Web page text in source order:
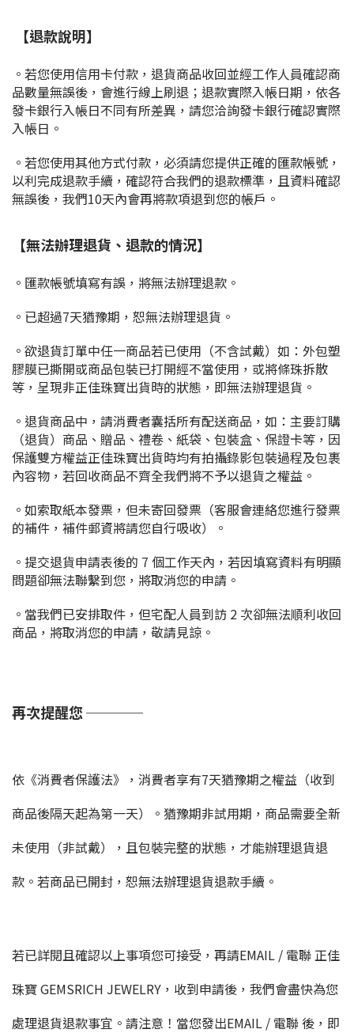
【退款說明】
。若您使用信用卡付款，退貨商品收回並經工作人員確認商
品數量無誤後，會進行線上刷退；退款實際入帳日期，依各
發卡銀行入帳日不同有所差異，請您洽詢發卡銀行確認實際
入帳日。
。若您使用其他方式付款，必須請您提供正確的匯款帳號，
以利完成退款手續，確認符合我們的退款標準，且資料確認
無誤後，我們10天內會再將款項退到您的帳戶。
【無法辦理退貨、退款的情況】
。匯款帳號填寫有誤，將無法辦理退款。
。已超過7天猶豫期，恕無法辦理退貨。
。欲退貨訂單中任一商品若已使用（不含試戴）如：外包塑
膠膜已撕開或商品包裝已打開經不當使用，或將條珠拆散
等，呈現非正佳珠寶出貨時的狀態，即無法辦理退貨。
。退貨商品中，請消費者囊括所有配送商品，如：主要訂購
（退貨）商品、贈品、禮卷、紙袋、包裝盒、保證卡等，因
保護雙方權益正佳珠寶出貨時均有拍攝錄影包裝過程及包裹
內容物，若回收商品不齊全我們將不予以退貨之權益。
。如索取紙本發票，但未寄回發票（客服會連絡您進行發票
的補件，補件郵資將請您自行吸收）。
。提交退貨申請表後的 7 個工作天內，若因填寫資料有明顯
問題卻無法聯繫到您，將取消您的申請。
。當我們已安排取件，但宅配人員到訪 2 次卻無法順利收回
商品，將取消您的申請，敬請見諒。
再次提醒您 ────
依《消費者保護法》，消費者享有7天猶豫期之權益（收到
商品後隔天起為第一天）。猶豫期非試用期，商品需要全新
未使用（非試戴），且包裝完整的狀態，才能辦理退貨退
款。若商品已開封，恕無法辦理退貨退款手續。
若已詳閱且確認以上事項您可接受，再請EMAIL / 電聯 正佳
珠寶 GEMSRICH JEWELRY，收到申請後，我們會盡快為您
處理退貨退款事宜。請注意！當您發出EMAIL / 電聯 後，即